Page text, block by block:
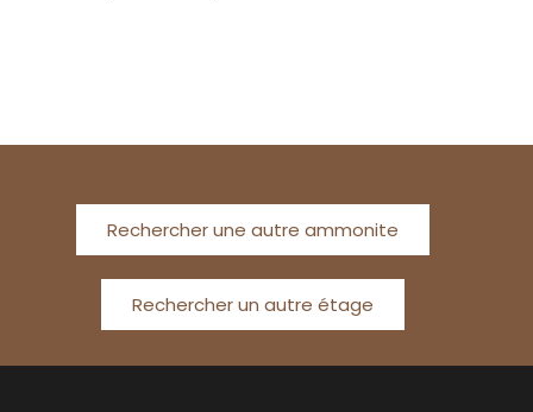
Rechercher une autre ammonite
Rechercher un autre étage